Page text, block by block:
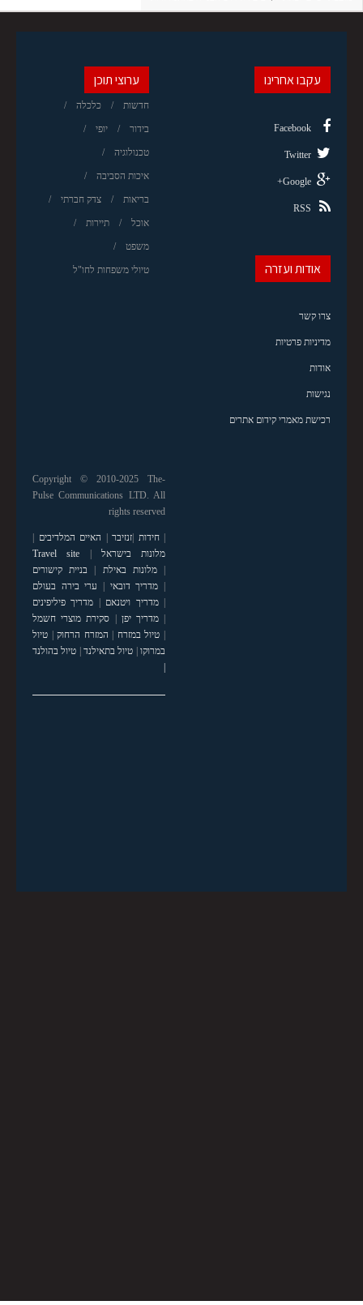
ערוצי תוכן
חדשות כלכלה
בידור יופי
טכנולוגיה
איכות הסביבה
בריאות צדק חברתי
אוכל תיירות
משפט
טיולי משפחות לחו"ל
עקבו אחרינו
Facebook
Twitter
Google+
RSS
אודות ועזרה
צרו קשר
מדיניות פרטיות
אודות
נגישות
רכישת מאמרי קידום אתרים
Copyright © 2010-2025 The-
Pulse Communications LTD. All
rights reserved
|חידות |זנזיבר | האיים המלדיבים |
מלונות בישראל |
Travel site
|מלונות באילת | בניית קישורים
| מדריך דובאי | ערי בירה בעולם
|מדריך ויטנאם | מדריך פיליפינים
|מדריך יפן | סקירת מוצרי חשמל
| טיול במזרח | המזרח הרחוק| טיול
במרוקו| טיול בתאילנד| טיול בהולנד
|